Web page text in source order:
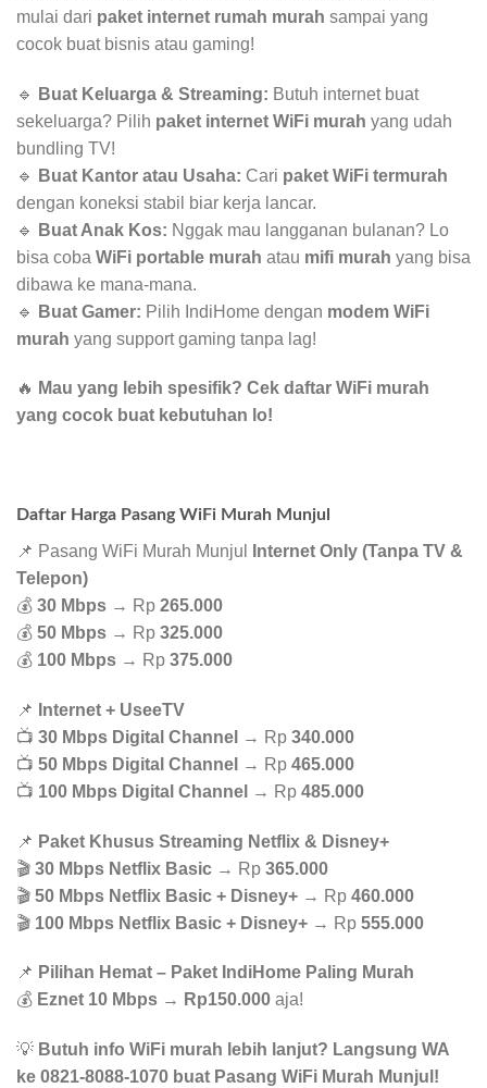
mulai dari paket internet rumah murah sampai yang
cocok buat bisnis atau gaming!
🔹 Buat Keluarga & Streaming: Butuh internet buat
sekeluarga? Pilih paket internet WiFi murah yang udah
bundling TV!
🔹
Buat Kantor atau Usaha: Cari paket WiFi termurah
dengan koneksi stabil biar kerja lancar.
🔹
Buat Anak Kos: Nggak mau langganan bulanan? Lo
bisa coba WiFi portable murah atau mifi murah yang bisa
dibawa ke mana-mana.
🔹
Buat Gamer: Pilih IndiHome dengan modem WiFi
murah yang support gaming tanpa lag!
🔥 Mau yang lebih spesifik? Cek daftar WiFi murah
yang cocok buat kebutuhan lo!
Daftar Harga Pasang WiFi Murah Munjul
📌 Pasang WiFi Murah Munjul
Internet Only (Tanpa TV &
Telepon)
💰 30 Mbps → Rp 265.000
💰 50 Mbps → Rp 325.000
💰 100 Mbps → Rp 375.000
📌
Internet + UseeTV
📺 30 Mbps Digital Channel → Rp 340.000
📺 50 Mbps Digital Channel → Rp 465.000
📺 100 Mbps Digital Channel → Rp 485.000
📌 Paket Khusus Streaming Netflix & Disney+
🎬 30 Mbps Netflix Basic → Rp 365.000
🎬 50 Mbps Netflix Basic + Disney+ → Rp 460.000
🎬 100 Mbps Netflix Basic + Disney+ → Rp 555.000
📌 Pilihan Hemat – Paket IndiHome Paling Murah
💰 Eznet 10 Mbps → Rp150.000 aja!
💡 Butuh info WiFi murah lebih lanjut? Langsung WA
ke 0821-8088-1070 buat Pasang WiFi Murah Munjul!